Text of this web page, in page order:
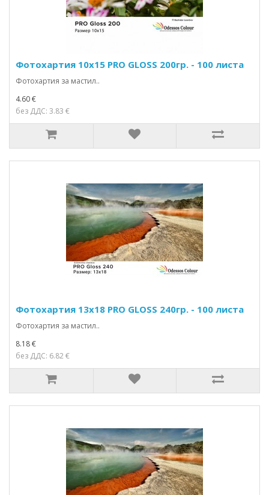
Фотохартия 10x15 PRO GLOSS 200гр. - 100 листа
Фотохартия за мастил..
4.60 €
без ДДС: 3.83 €
Фотохартия 13x18 PRO GLOSS 240гр. - 100 листа
Фотохартия за мастил..
8.18 €
без ДДС: 6.82 €